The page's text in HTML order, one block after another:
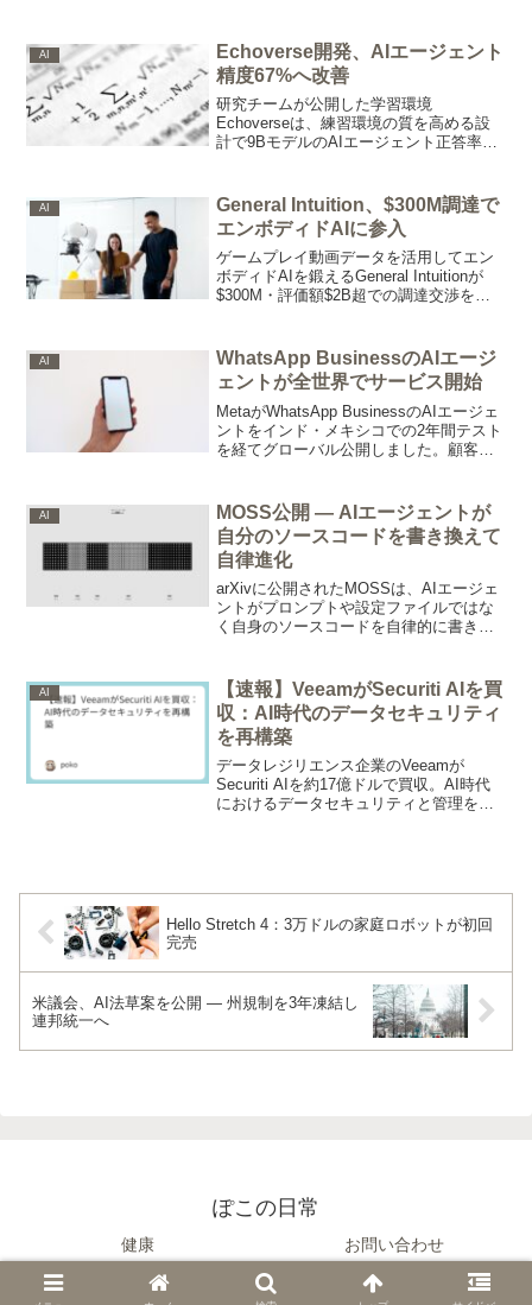
業の知見活用を巡る新たな議論を巻き起
こす。
AI
Echoverse開発、AIエージェント
精度67%へ改善
研究チームが公開した学習環境
Echoverseは、練習環境の質を高める設
計で9BモデルのAIエージェント正答率を
AI
General Intuition、$300M調達で
エンボディドAIに参入
ゲームプレイ動画データを活用してエン
ボディドAIを鍛えるGeneral Intuitionが
$300M・評価額$2B超での調達交渉を進
ーム動画を持つMedalの独自データ資産が
あります。
AI
WhatsApp BusinessのAIエージ
ェントが全世界でサービス開始
MetaがWhatsApp BusinessのAIエージェ
ントをインド・メキシコでの2年間テスト
を経てグローバル公開しました。顧客対
す。
AI
MOSS公開 — AIエージェントが
自分のソースコードを書き換えて
自律進化
arXivに公開されたMOSSは、AIエージェ
ントがプロンプトや設定ファイルではな
く自身のソースコードを自律的に書き換
が0.25から0.61に向上し、ルーティング
ロジックなどの構造的課題を人間介入な
しで修正できます。
AI
【速報】VeeamがSecuriti AIを買
収：AI時代のデータセキュリティ
を再構築
データレジリエンス企業のVeeamが
Securiti AIを約17億ドルで買収。AI時代
におけるデータセキュリティと管理を強
Hello Stretch 4：3万ドルの家庭ロボットが初回
完売
米議会、AI法草案を公開 — 州規制を3年凍結し
連邦統一へ
ぽこの日常
健康 お問い合わせ
© 2019 ぽこの日常.